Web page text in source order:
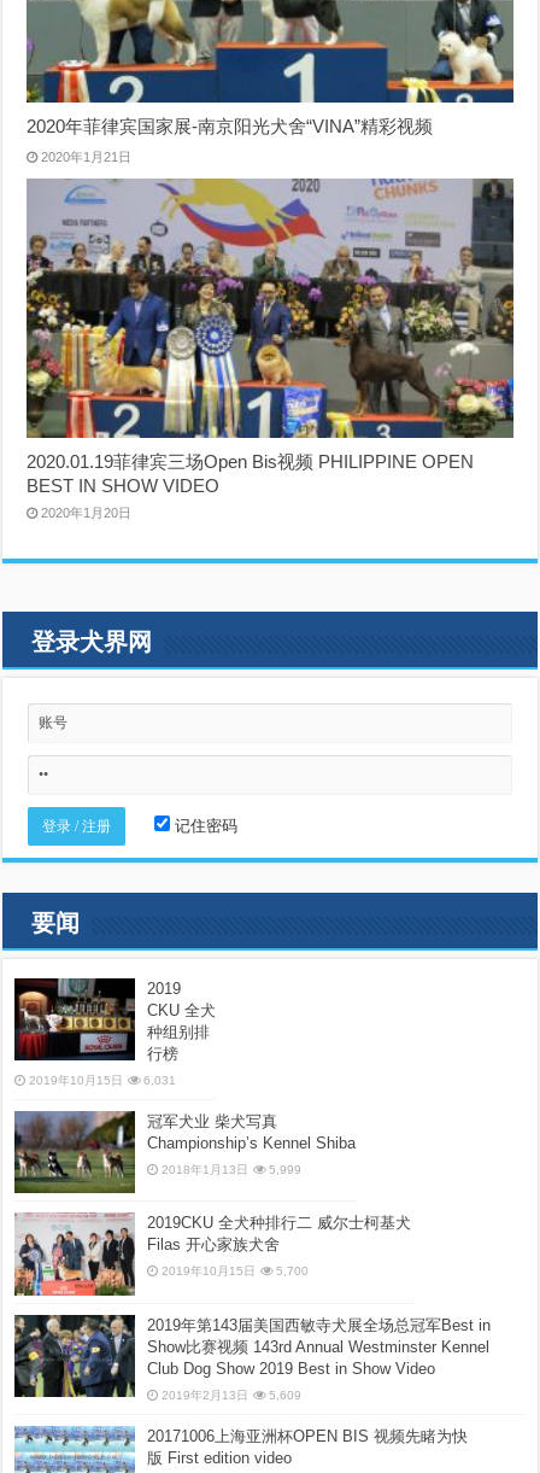
2020年菲律宾国家展-南京阳光犬舍“VINA”精彩视频
2020年1月21日
2020.01.19菲律宾三场Open Bis视频 PHILIPPINE OPEN
BEST IN SHOW VIDEO
2020年1月20日
登录犬界网
记住密码
要闻
2019
CKU 全犬
种组别排
行榜
2019年10月15日 6,031
冠军犬业 柴犬写真
Championship’s Kennel Shiba
2018年1月13日 5,999
2019CKU 全犬种排行二 威尔士柯基犬
Filas 开心家族犬舍
2019年10月15日 5,700
2019年第143届美国西敏寺犬展全场总冠军Best in
Show比赛视频 143rd Annual Westminster Kennel
Club Dog Show 2019 Best in Show Video
2019年2月13日 5,609
20171006上海亚洲杯OPEN BIS 视频先睹为快
版 First edition video